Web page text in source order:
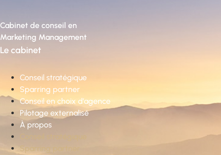
Cabinet de conseil en
Marketing Management
Le cabinet
Conseil stratégique
Sparring partner
Conseil en choix d’agence
Pilotage externalisé
À propos
Sparring partner